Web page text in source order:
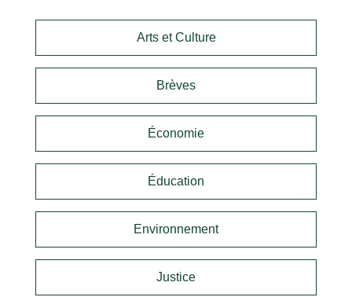
Arts et Culture
Brèves
Économie
Éducation
Environnement
Justice